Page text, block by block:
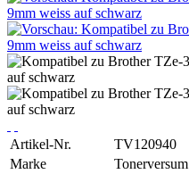
Artikel-Nr.
TV120940
Marke
Tonerversum